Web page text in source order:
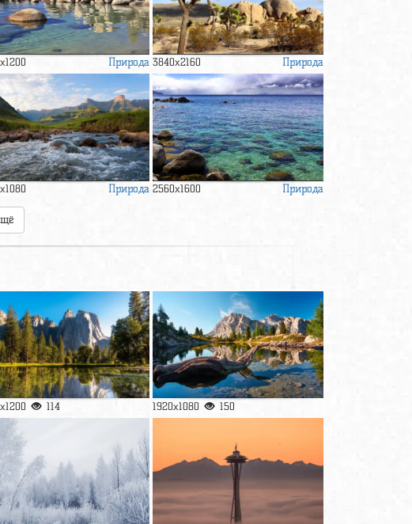
Природа 3840x2160 Природа
Природа 2560x1600 Природа
114 1920x1080 150